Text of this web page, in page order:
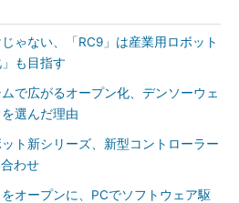
ゃない、「RC9」は産業用ロボット
も目指す
で広がるオープン化、デンソーウェ
選んだ理由
ト新シリーズ、新型コントローラー
合わせ
オープンに、PCでソフトウェア駆